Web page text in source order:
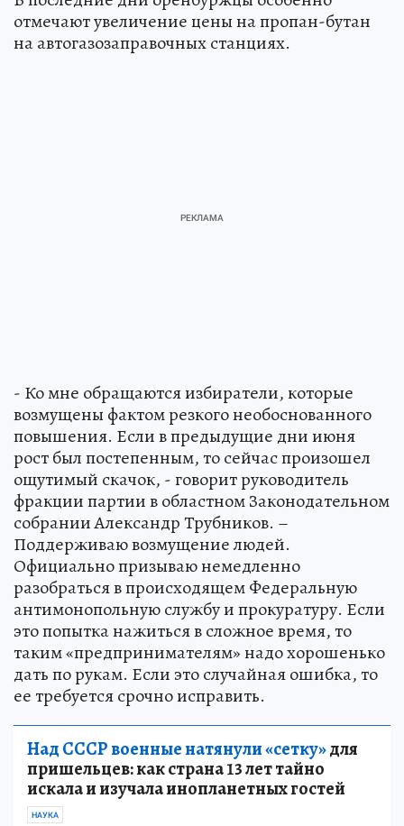
отмечают увеличение цены на пропан-бутан
на автогазозаправочных станциях.
- Ко мне обращаются избиратели, которые
возмущены фактом резкого необоснованного
повышения. Если в предыдущие дни июня
рост был постепенным, то сейчас произошел
ощутимый скачок, - говорит руководитель
фракции партии в областном Законодательном
собрании Александр Трубников. –
Поддерживаю возмущение людей.
Официально призываю немедленно
разобраться в происходящем Федеральную
антимонопольную службу и прокуратуру. Если
это попытка нажиться в сложное время, то
таким «предпринимателям» надо хорошенько
дать по рукам. Если это случайная ошибка, то
ее требуется срочно исправить.
Над СССР военные натянули «сетку»для
пришельцев: как страна 13 лет тайно
искала и изучала инопланетных гостей
НАУКА